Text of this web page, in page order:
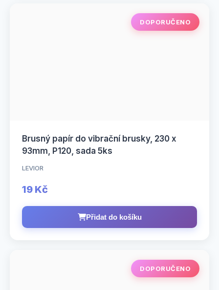
DOPORUČENO
Brusný papír do vibrační brusky, 230 x
93mm, P120, sada 5ks
LEVIOR
19 Kč
Přidat do košíku
DOPORUČENO